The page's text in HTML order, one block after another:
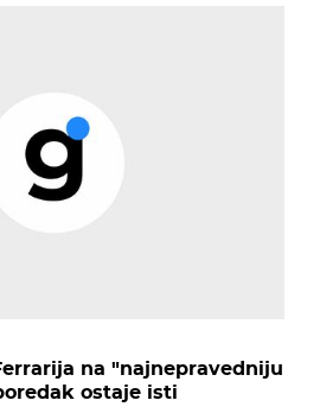
na "najnepravedniju
ostaje isti